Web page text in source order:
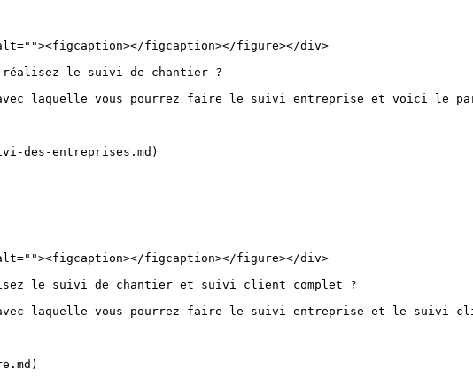
figcaption></figure></div>
réalisez le suivi de chantier ?
laquelle vous pourrez faire le suivi entreprise et voici le
des-entreprises.md)
figcaption></figure></div>
le suivi de chantier et suivi client complet ?
avec laquelle vous pourrez faire le suivi entreprise et le suivi